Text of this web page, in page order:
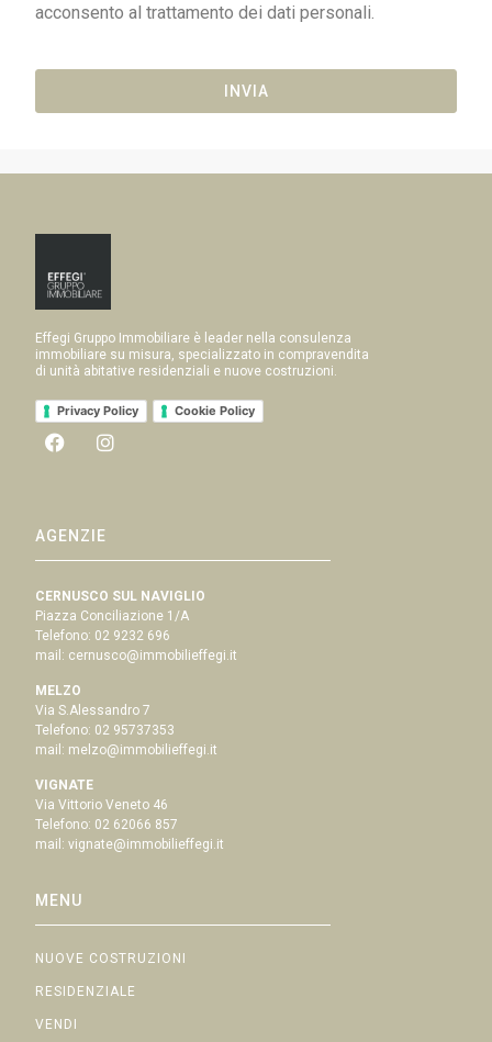
acconsento al trattamento dei dati personali.
INVIA
Effegi Gruppo Immobiliare è leader nella consulenza
immobiliare su misura, specializzato in compravendita
di unità abitative residenziali e nuove costruzioni.
Privacy Policy Cookie Policy
AGENZIE
CERNUSCO SUL NAVIGLIO
Piazza Conciliazione 1/A
Telefono: 02 9232 696
mail: cernusco@immobilieffegi.it
MELZO
Via S.Alessandro 7
Telefono: 02 95737353
mail: melzo@immobilieffegi.it
VIGNATE
Via Vittorio Veneto 46
Telefono: 02 62066 857
mail:vignate@immobilieffegi.it
MENU
NUOVE COSTRUZIONI
RESIDENZIALE
VENDI